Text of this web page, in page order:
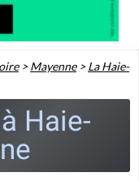
>Mayenne>La Haie-
Haie-